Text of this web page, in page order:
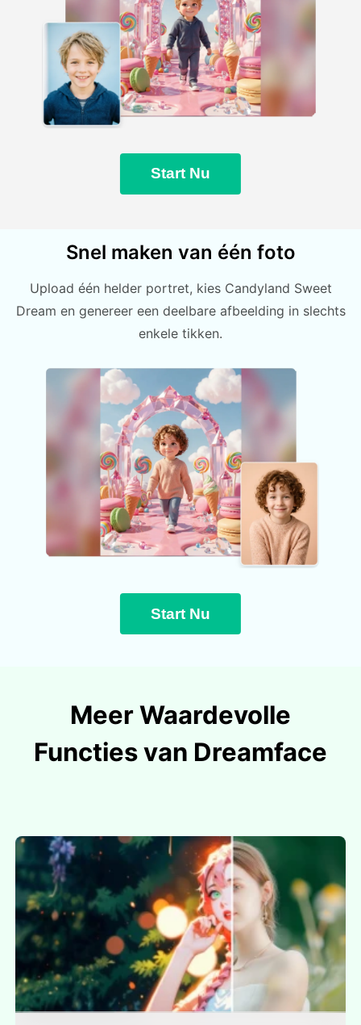
Start Nu
Snel maken van één foto
Upload één helder portret, kies Candyland Sweet
Dream en genereer een deelbare afbeelding in slechts
enkele tikken.
Start Nu
Meer Waardevolle
Functies van Dreamface